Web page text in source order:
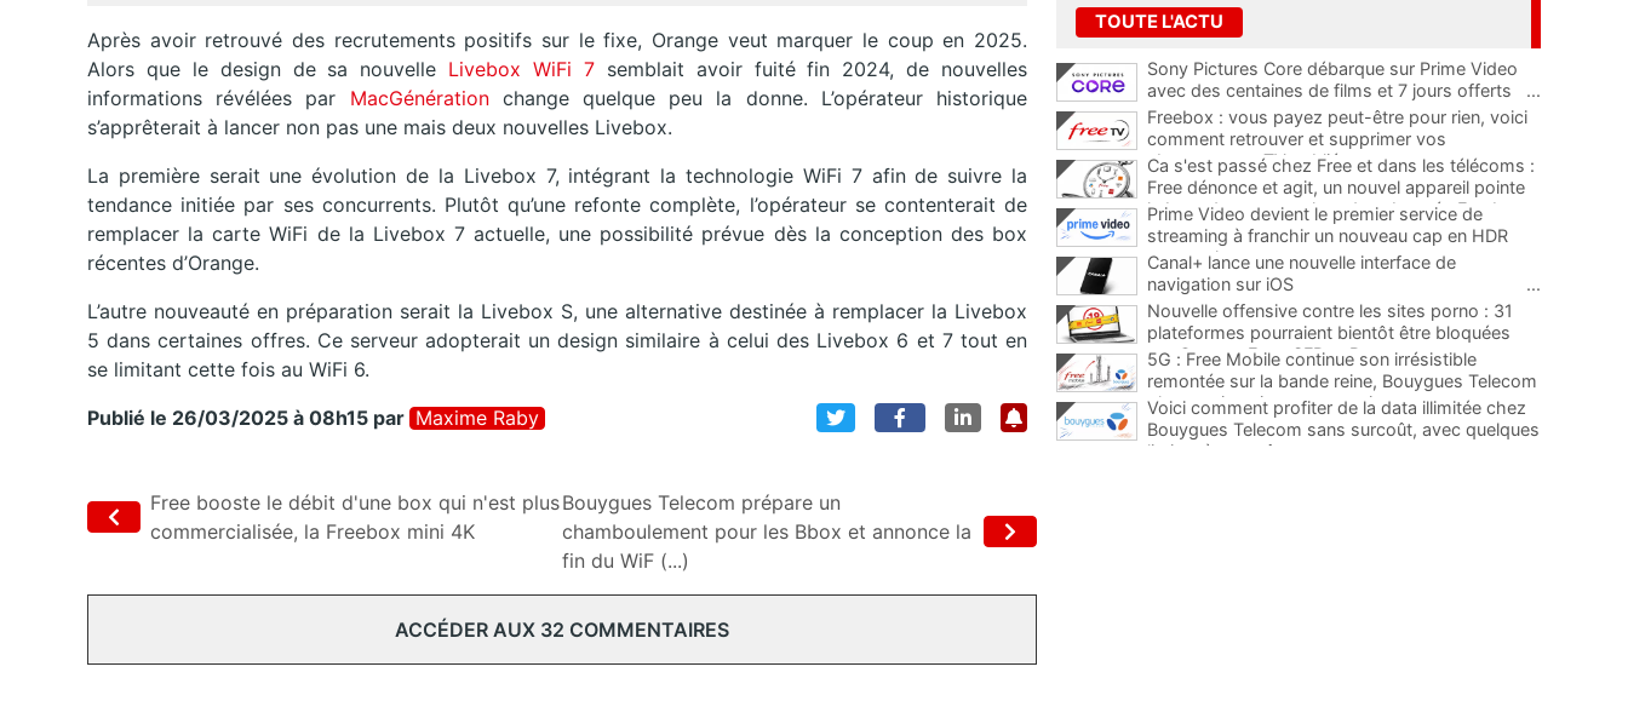
Après avoir retrouvé des recrutements positifs sur le fixe, Orange veut marquer le coup en 2025.
Alors que le design de sa nouvelle Livebox WiFi 7semblait avoir fuité fin 2024, de nouvelles
informations révélées par MacGénérationchange quelque peu la donne. L’opérateur historique
s’apprêterait à lancer non pas une mais deux nouvelles Livebox.
La première serait une évolution de la Livebox 7, intégrant la technologie WiFi 7 afin de suivre la
tendance initiée par ses concurrents. Plutôt qu’une refonte complète, l’opérateur se contenterait de
remplacer la carte WiFi de la Livebox 7 actuelle, une possibilité prévue dès la conception des box
récentes d’Orange.
L’autre nouveauté en préparation serait la Livebox S, une alternative destinée à remplacer la Livebox
5 dans certaines offres. Ce serveur adopterait un design similaire à celui des Livebox 6 et 7 tout en
se limitant cette fois au WiFi 6.
Publié le 26/03/2025 à 08h15 par Maxime Raby
Free booste le débit d'une box qui n'est plus
commercialisée, la Freebox mini 4K
Bouygues Telecom prépare un
chamboulement pour les Bbox et annonce la
fin du WiF (...)
ACCÉDER AUX 32 COMMENTAIRES
TOUTE L'ACTU
Sony Pictures Core débarque sur Prime Video
avec des centaines de films et 7 jours offerts
...
Freebox : vous payez peut-être pour rien, voici
comment retrouver et supprimer vos
abonnements TV oubliés
...
Ca s'est passé chez Free et dans les télécoms :
Free dénonce et agit, un nouvel appareil pointe
le bout de son nez chez des abonnés Freebox...
Prime Video devient le premier service de
streaming à franchir un nouveau cap en HDR
avec ce lancement
Canal+ lance une nouvelle interface de
navigation sur iOS
...
Nouvelle offensive contre les sites porno : 31
plateformes pourraient bientôt être bloquées
par Orange, Free, SFR et Bouygues
5G : Free Mobile continue son irrésistible
remontée sur la bande reine, Bouygues Telecom
plus que jamais sous pression
Voici comment profiter de la data illimitée chez
Bouygues Telecom sans surcoût, avec quelques
limites à connaître